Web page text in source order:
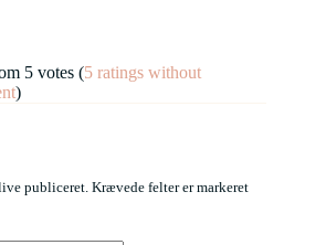
5 votes (5 ratings without
)
publiceret.Krævede felter er markeret